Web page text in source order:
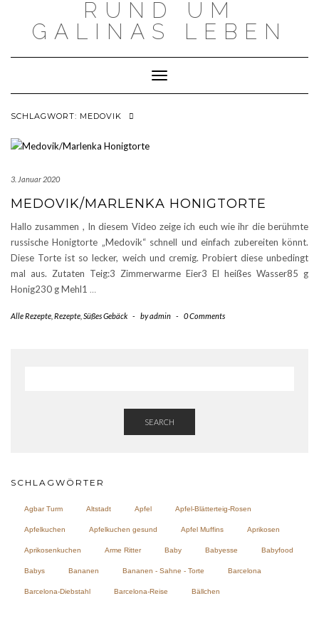
RUND UM
GALINAS LEBEN
Toggle Navigation
SCHLAGWORT: MEDOVIK
3. Januar 2020
MEDOVIK/MARLENKA HONIGTORTE
Hallo zusammen , In diesem Video zeige ich euch wie ihr die berühmte
russische Honigtorte „Medovik“ schnell und einfach zubereiten könnt.
Diese Torte ist so lecker, weich und cremig. Probiert diese unbedingt
mal aus. Zutaten Teig:3 Zimmerwarme Eier3 El heißes Wasser85 g
Honig230 g Mehl1 …
Alle Rezepte Rezepte Süßes Gebäck - byadmin - 0 Comments
SEARCH
SCHLAGWÖRTER
Agbar Turm Altstadt Apfel Apfel-Blätterteig-Rosen
Apfelkuchen Apfelkuchen gesund Apfel Muffins Aprikosen
Aprikosenkuchen Arme Ritter Baby Babyesse Babyfood
Babys Bananen Bananen - Sahne - Torte Barcelona
Barcelona-Diebstahl Barcelona-Reise Bällchen